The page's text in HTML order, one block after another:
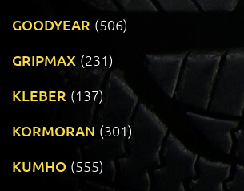
GOODYEAR (506)
GRIPMAX (231)
KLEBER (137)
KORMORAN (301)
KUMHO (555)